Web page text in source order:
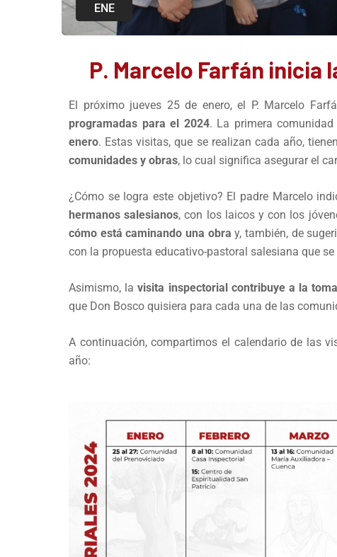
ENE
P. Marcelo Farfán inicia
El próximo jueves 25 de enero, el P. Marcelo
programadas para el 2024. La primera
enero. Estas visitas, que se realizan cada año,
comunidades y obras, lo cual significa asegurar el
¿Cómo se logra este objetivo? El padre Marcelo
hermanos salesianos, con los laicos y con los
cómo está caminando una obra y, también, de
con la propuesta educativo-pastoral salesiana que
Asimismo, lavisita inspectorial contribuye a la
que Don Bosco quisiera para cada una de las
A continuación, compartimos el calendario de las
año: